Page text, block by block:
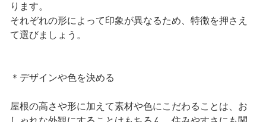
ります。
それぞれの形によって印象が異なるため、特徴を押さえ
て選びましょう。
＊デザインや色を決める
屋根の高さや形に加えて素材や色にこだわることは、お